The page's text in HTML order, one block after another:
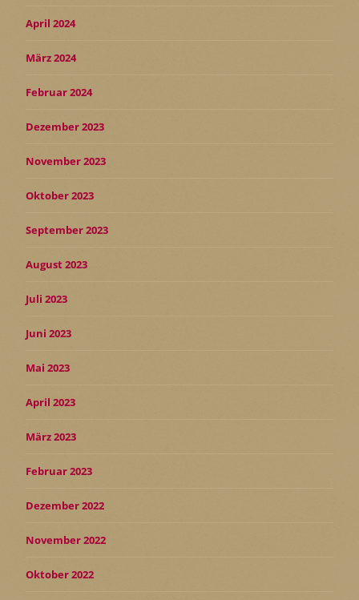
April 2024
März 2024
Februar 2024
Dezember 2023
November 2023
Oktober 2023
September 2023
August 2023
Juli 2023
Juni 2023
Mai 2023
April 2023
März 2023
Februar 2023
Dezember 2022
November 2022
Oktober 2022